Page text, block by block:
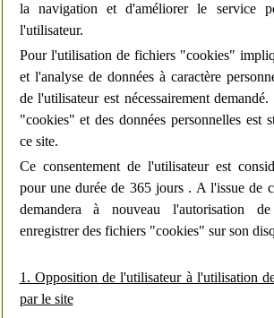
la navigation et d'améliorer le service
l'utilisateur.
Pour l'utilisation de fichiers "cookies"
et l'analyse de données à caractère
de l'utilisateur est nécessairement
"cookies" et des données personnelles est
ce site.
Ce consentement de l'utilisateur est
pour une durée de 365 jours . A l'issue de
demandera à nouveau l'autorisation
enregistrer des fichiers "cookies" sur son
1. Opposition de l'utilisateur à l'utilisation
par le site